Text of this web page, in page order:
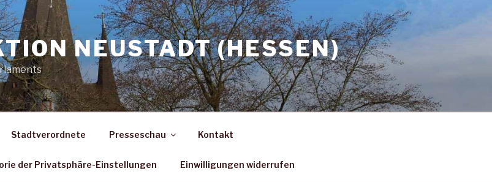
NEUSTADT (HESSEN)
Stadtverordnete Presseschau Kontakt
der Privatsphäre-Einstellungen Einwilligungen widerrufen